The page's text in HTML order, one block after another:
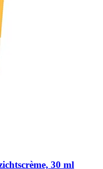
30 ml